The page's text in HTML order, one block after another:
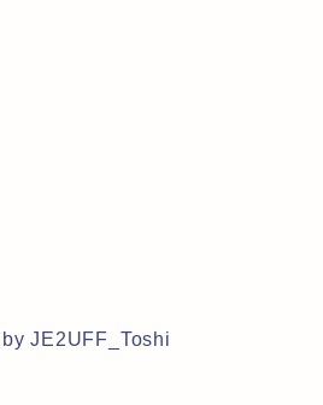
by JE2UFF_Toshi